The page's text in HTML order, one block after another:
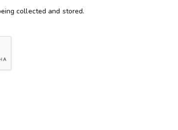
collected and stored.